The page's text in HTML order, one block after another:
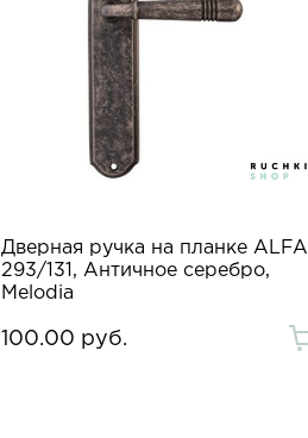
Дверная ручка на планке ALFA
293/131, Античное серебро,
Melodia
100.00 руб.